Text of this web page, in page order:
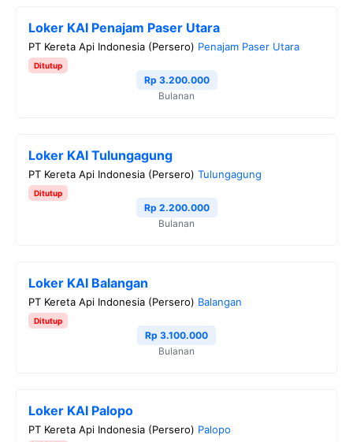
Loker KAI Penajam Paser Utara
PT Kereta Api Indonesia (Persero) Penajam Paser Utara
Ditutup
Rp 3.200.000
Bulanan
Loker KAI Tulungagung
PT Kereta Api Indonesia (Persero) Tulungagung
Ditutup
Rp 2.200.000
Bulanan
Loker KAI Balangan
PT Kereta Api Indonesia (Persero) Balangan
Ditutup
Rp 3.100.000
Bulanan
Loker KAI Palopo
PT Kereta Api Indonesia (Persero) Palopo